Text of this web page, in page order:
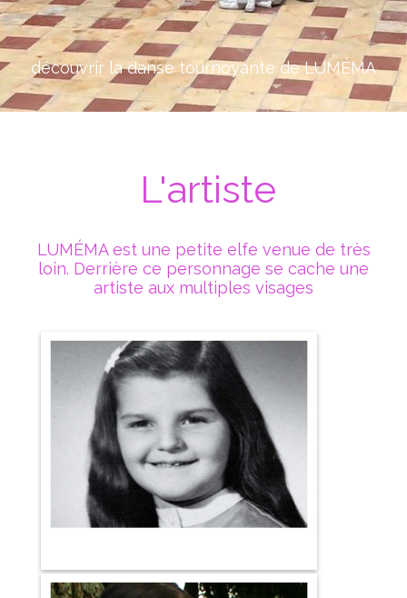
découvrir la danse tournoyante de LUMÉMA
L'artiste
LUMÉMA est une petite elfe venue de très
loin. Derrière ce personnage se cache une
artiste aux multiples visages